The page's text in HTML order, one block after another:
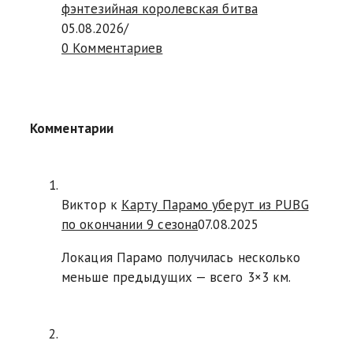
фэнтезийная королевская битва
05.08.2026/
0 Комментариев
Комментарии
Виктор к Карту Парамо уберут из PUBG
по окончании 9 сезона07.08.2025
Локация Парамо получилась несколько
меньше предыдущих — всего 3×3 км.